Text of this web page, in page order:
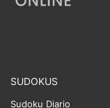
SUDOKUS
Sudoku Diario